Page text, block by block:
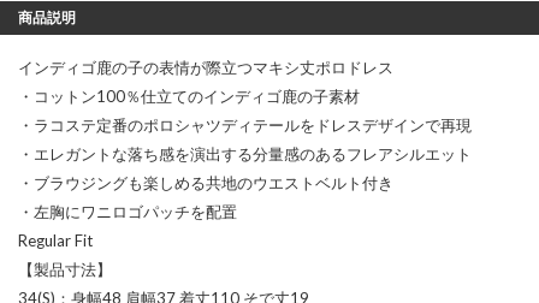
商品説明
インディゴ鹿の子の表情が際立つマキシ丈ポロドレス
・コットン100％仕立てのインディゴ鹿の子素材
・ラコステ定番のポロシャツディテールをドレスデザインで再現
・エレガントな落ち感を演出する分量感のあるフレアシルエット
・ブラウジングも楽しめる共地のウエストベルト付き
・左胸にワニロゴパッチを配置
Regular Fit
【製品寸法】
34(S)：身幅48 肩幅37 着丈110 そで丈19